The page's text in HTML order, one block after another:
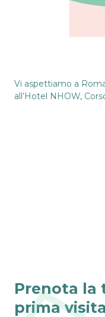
Vi aspettiamo a
all’Hotel NHOW,
Prenota la
prima